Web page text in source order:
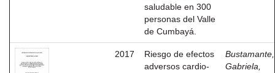
saludable en 300
personas del Valle
de Cumbayá.
2017
Riesgo de efectos
adversos cardio-
Bustamante,
Gabriela,